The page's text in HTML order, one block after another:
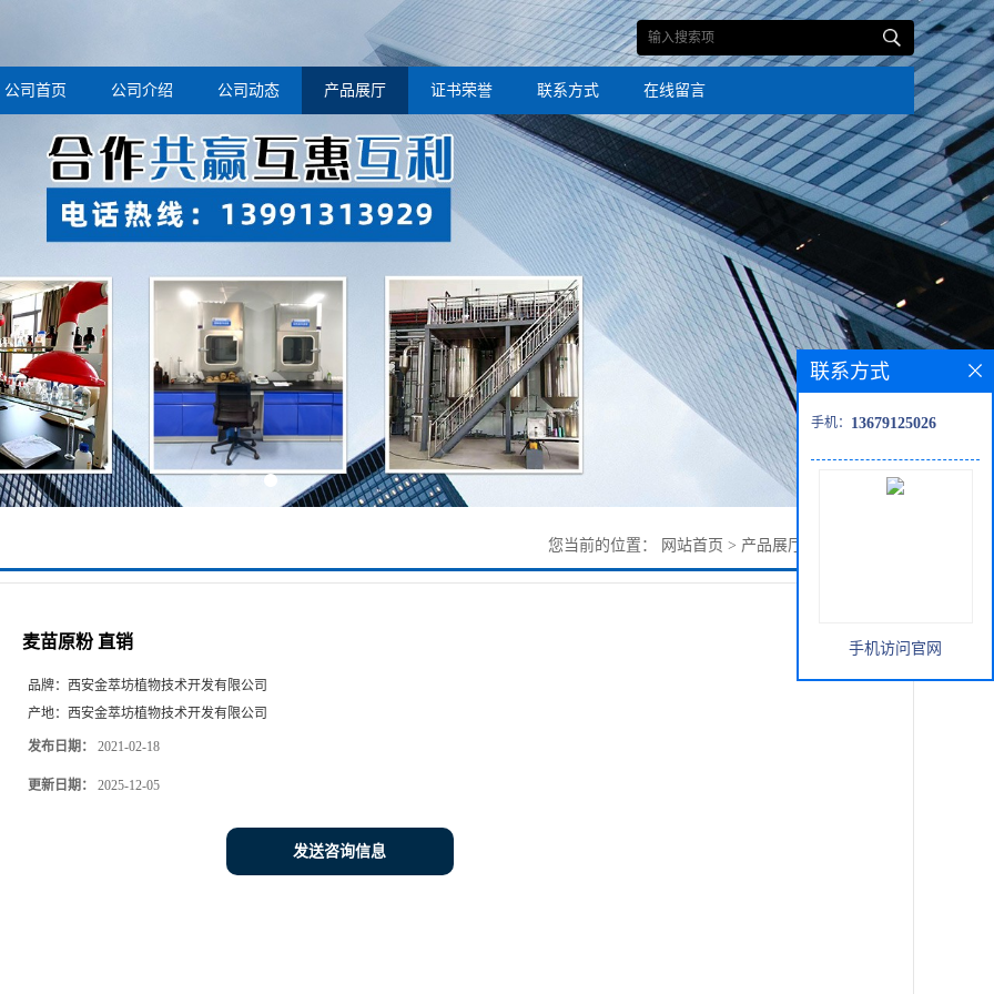
公司首页 公司介绍 公司动态 产品展厅 证书荣誉 联系方式 在线留言
您当前的位置： 网站首页 > 产品展厅
麦苗原粉 直销
品牌： 西安金萃坊植物技术开发有限公司
产地： 西安金萃坊植物技术开发有限公司
发布日期： 2021-02-18
更新日期： 2025-12-05
发送咨询信息
联系方式
手机： 13679125026
手机访问官网